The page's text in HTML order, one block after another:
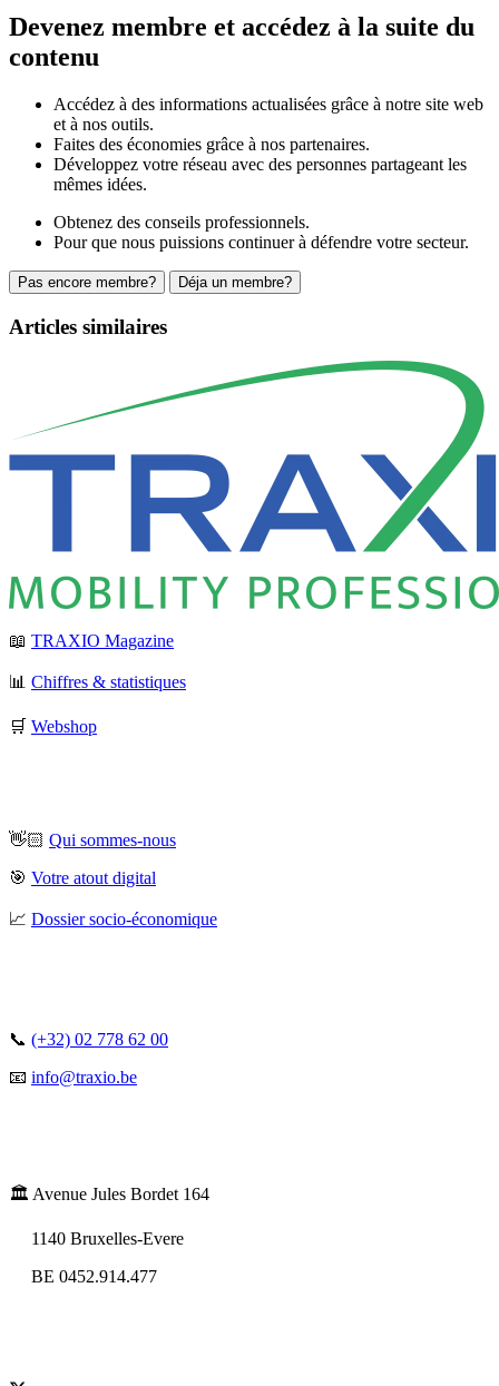
Devenez membre et accédez à la suite du
contenu
Accédez à des informations actualisées grâce à notre site web
et à nos outils.
Faites des économies grâce à nos partenaires.
Développez votre réseau avec des personnes partageant les
mêmes idées.
Obtenez des conseils professionnels.
Pour que nous puissions continuer à défendre votre secteur.
Pas encore membre? Déja un membre?
Articles similaires
📖 TRAXIO Magazine
📊 Chiffres & statistiques
🛒 Webshop
👋🏻 Qui sommes-nous
🎯 Votre atout digital
📈 Dossier socio-économique
📞 (+32) 02 778 62 00
📧 info@traxio.be
🏛️ Avenue Jules Bordet 164
1140 Bruxelles-Evere
BE 0452.914.477